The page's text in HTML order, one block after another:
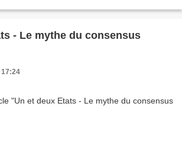
- Le mythe du consensus
17:24